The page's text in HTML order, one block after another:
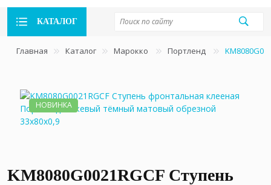
КАТАЛОГ
Главная Каталог Марокко Портленд
НОВИНКА
KM8080G0021RGCF Ступень